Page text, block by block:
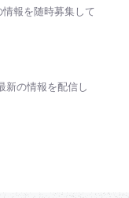
報を随時募集して
新の情報を配信し